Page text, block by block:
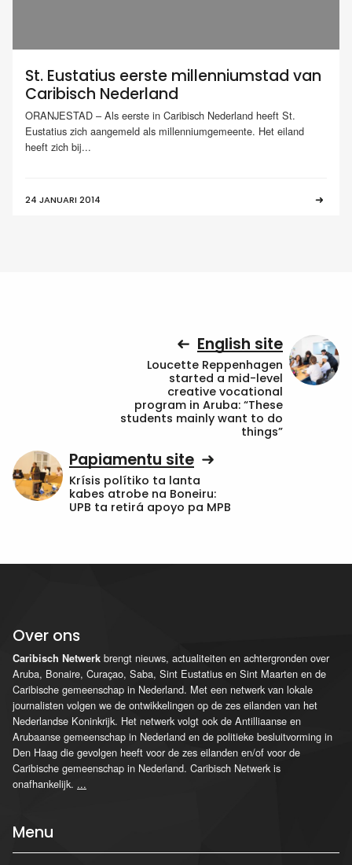
St. Eustatius eerste millenniumstad van
Caribisch Nederland
ORANJESTAD – Als eerste in Caribisch Nederland heeft St.
Eustatius zich aangemeld als millenniumgemeente. Het eiland
heeft zich bij...
24 JANUARI 2014
English site
Loucette Reppenhagen
started a mid-level
creative vocational
program in Aruba: “These
students mainly want to do
things”
Papiamentu site
Krísis polítiko ta lanta
kabes atrobe na Boneiru:
UPB ta retirá apoyo pa MPB
Over ons
Caribisch Netwerk brengt nieuws, actualiteiten en achtergronden over
Aruba, Bonaire, Curaçao, Saba, Sint Eustatius en Sint Maarten en de
Caribische gemeenschap in Nederland. Met een netwerk van lokale
journalisten volgen we de ontwikkelingen op de zes eilanden van het
Nederlandse Koninkrijk. Het netwerk volgt ook de Antilliaanse en
Arubaanse gemeenschap in Nederland en de politieke besluitvorming in
Den Haag die gevolgen heeft voor de zes eilanden en/of voor de
Caribische gemeenschap in Nederland. Caribisch Netwerk is
onafhankelijk. ...
Menu